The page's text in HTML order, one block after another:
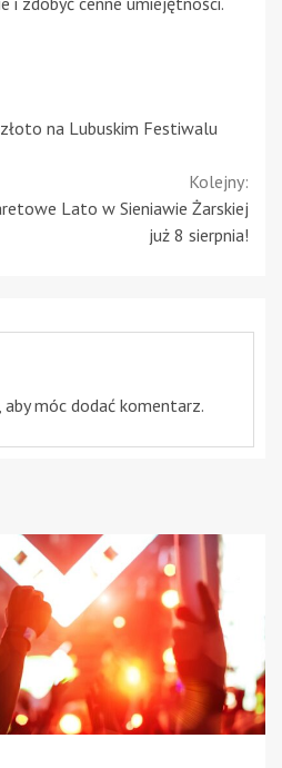
na Lubuskim Festiwalu
Kolejny:
Lato w Sieniawie Żarskiej
już 8 sierpnia!
, aby móc dodać komentarz.